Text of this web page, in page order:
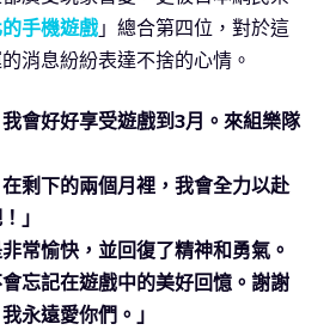
手機遊戲 」總合第四位，對於這
消息紛紛表達不捨的心情。
我會好好享受遊戲到3月。來組樂隊
在剩下的兩個月裡，我會全力以赴
」
常愉快，並回復了精神和勇氣。
忘記在遊戲中的美好回憶。謝謝
永遠愛你們。」